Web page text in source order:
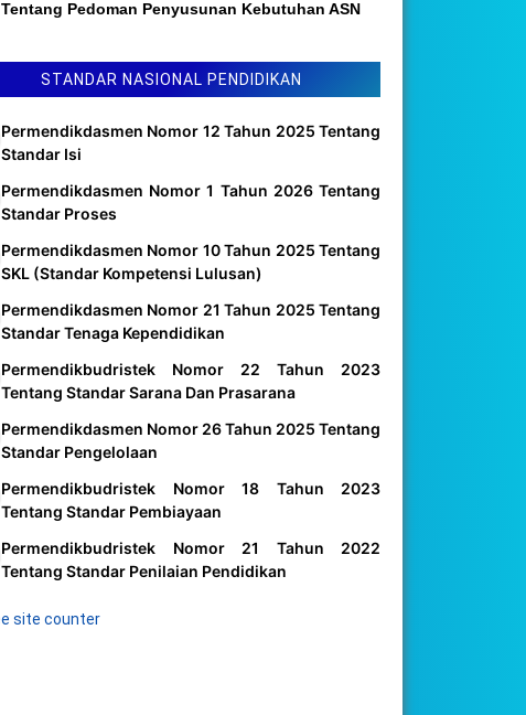
Tentang Pedoman Penyusunan Kebutuhan ASN
STANDAR NASIONAL PENDIDIKAN
Permendikdasmen Nomor 12 Tahun 2025 Tentang
Standar Isi
Permendikdasmen Nomor 1 Tahun 2026 Tentang
Standar Proses
Permendikdasmen Nomor 10 Tahun 2025 Tentang
SKL (Standar Kompetensi Lulusan)
Permendikdasmen Nomor 21 Tahun 2025 Tentang
Standar Tenaga Kependidikan
Permendikbudristek Nomor 22 Tahun 2023
Tentang Standar Sarana Dan Prasarana
Permendikdasmen Nomor 26 Tahun 2025 Tentang
Standar Pengelolaan
Permendikbudristek Nomor 18 Tahun 2023
Tentang Standar Pembiayaan
Permendikbudristek Nomor 21 Tahun 2022
Tentang Standar Penilaian Pendidikan